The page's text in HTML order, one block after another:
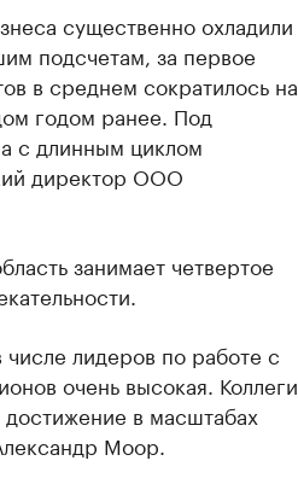
существенно охладили
подсчетам, за первое
в среднем сократилось на
годом ранее. Под
с длинным циклом
директор ООО
занимает четвертое
лидеров по работе с
очень высокая. Коллеги
в масштабах
Моор.